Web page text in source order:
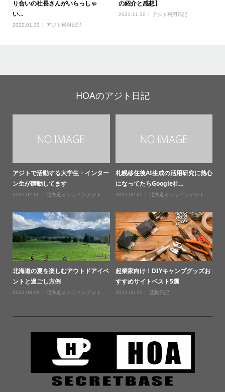
り合いの社長さんがいらっしゃ
い...
2022.01.20 アジト利用日記
の紹介と感想】
2021.11.30 アジト利用日記
HOAのアジト日記
アジトで活動する大学生・インター
ン生が躍動してます
2025.02.26 北海道オンラインアジト
札幌移住後AI生成の活用研究に熱心
になってたらGoogle社...
2025.02.05 北海道オンラインアジト
北海道の夏を楽しむアウトドアイベ
ントと過ごし方例
2023.08.08 北海道オンラインアジト
起業家向け！DIYキャンプグッズお
すすめサイトベスト5選
2023.05.25 活動日記